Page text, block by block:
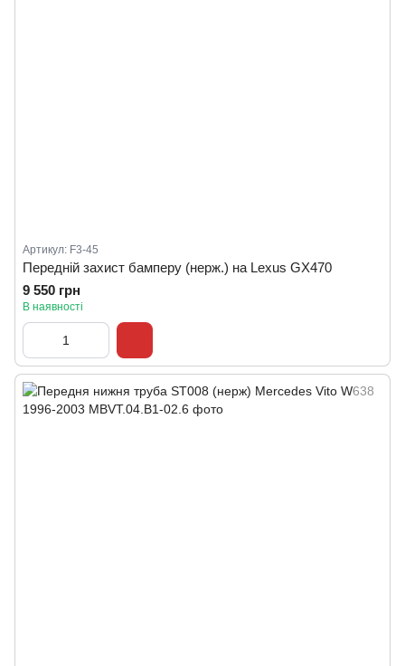
Артикул: F3-45
Передній захист бамперу (нерж.) на Lexus GX470
9 550 грн
В наявності